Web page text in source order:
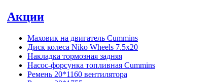
Акции
Маховик на двигатель Cummins
Диск колеса Niko Wheels 7.5x20
Накладка тормозная задняя
Насос-форсунка топливная Cummins
Ремень 20*1160 вентилятора